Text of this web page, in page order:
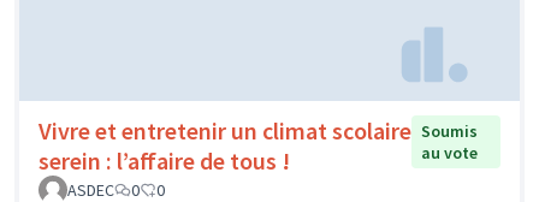
Vivre et entretenir un climat scolaire
serein : l’affaire de tous !
Soumis
au vote
ASDEC
0 0